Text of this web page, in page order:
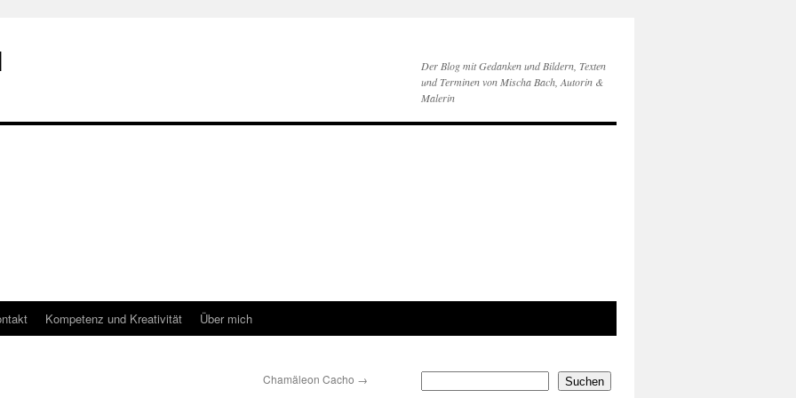
Der Blog mit Gedanken und Bildern, Texten
und Terminen von Mischa Bach, Autorin &
Malerin
Kompetenz und Kreativität Über mich
Chamäleon Cacho → Suchen